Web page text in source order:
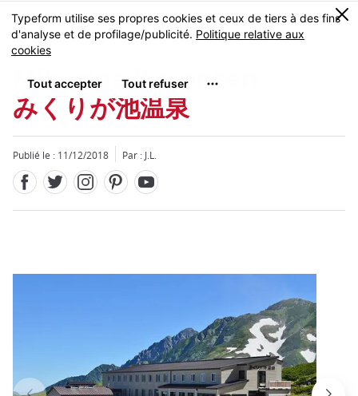
Skip
to
main
MENU
0
Mikuriga ike onsen
みくりが池温泉
Publié le : 11/12/2018 Par : J.L.
Fermer